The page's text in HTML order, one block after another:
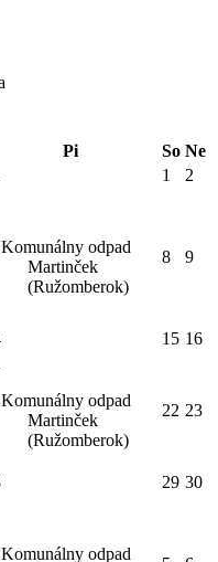
Pi So Ne
1 2
Komunálny odpad
Martinček
(Ružomberok)
8 9
15 16
Komunálny odpad
Martinček
(Ružomberok)
22 23
29 30
Komunálny odpad